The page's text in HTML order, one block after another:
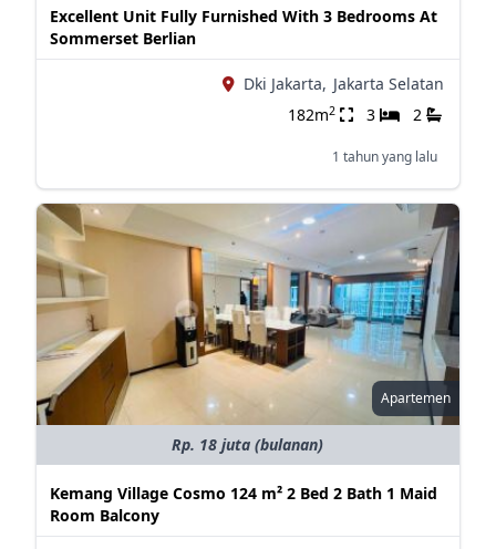
Excellent Unit Fully Furnished With 3 Bedrooms At
Sommerset Berlian
Dki Jakarta, Jakarta Selatan
182m2 3 2
1 tahun yang lalu
Apartemen
Rp. 18 juta (bulanan)
Kemang Village Cosmo 124 m² 2 Bed 2 Bath 1 Maid
Room Balcony